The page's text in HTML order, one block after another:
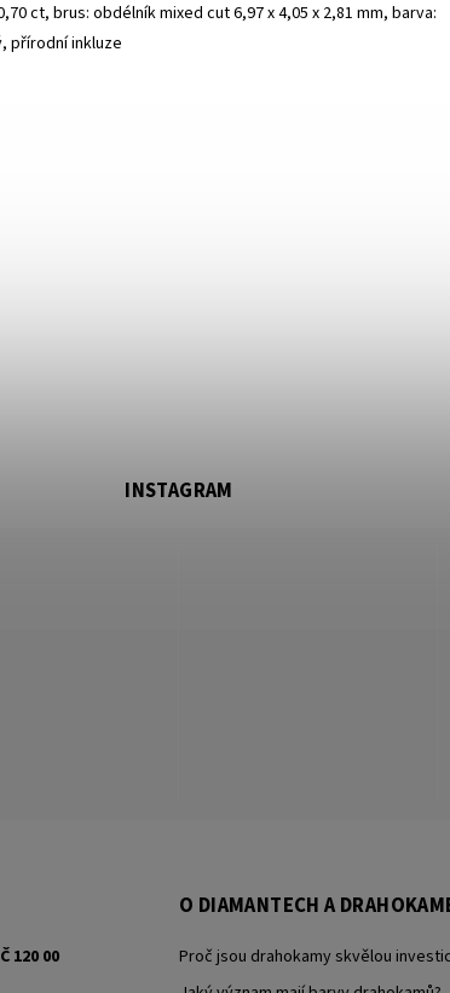
ct, brus: obdélník mixed cut 6,97 x 4,05 x 2,81 mm, barva:
přírodní inkluze
120 00
O DIAMANTECH A
Proč jsou drahokamy skvělou
INSTAGRAM